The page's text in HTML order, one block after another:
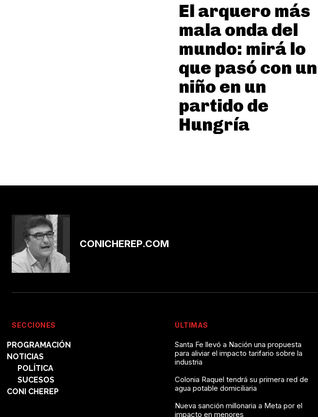
El arquero más
mala onda del
mundo: mirá lo
que pasó con un
niño en un
partido de
Hungría
CONICHEREP.COM
SECCIONES
PROGRAMACIÓN
NOTICIAS
POLÍTICA
SUCESOS
CONI CHEREP
ÚLTIMAS
Santa Fe llevó a Nación una propuesta
para aliviar el impacto tarifario sobre la
industria
Colonia Raquel tendrá su primera red de
agua potable domiciliaria
Nueva sanción millonaria a Meta por el
impacto en menores